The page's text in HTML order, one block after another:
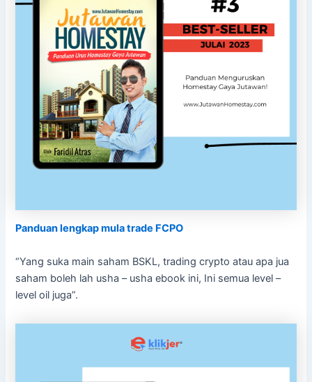
Panduan lengkap mula trade FCPO
“Yang suka main saham BSKL, trading crypto atau apa jua
saham boleh lah usha – usha ebook ini, Ini semua level –
level oil juga”.